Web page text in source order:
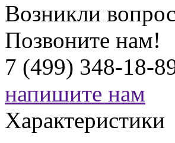
Возникли
Позвоните нам!
7 (499) 348-18-
напишите нам
Характеристики